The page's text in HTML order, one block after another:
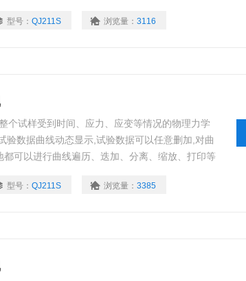
缩、弯曲、抗弯、撕裂、剪切、刺破、低调疲劳
型号： QJ211S 浏览量： 3116
个试样受到时间、应力、应变等情况的物理力学
验数据曲线动态显示,试验数据可以任意删加,对曲
可以进行曲线遍历、迭加、分离、缩放、打印等
弯曲、抗弯、撕裂、剪切、刺破、低调疲劳等多
型号： QJ211S 浏览量： 3385